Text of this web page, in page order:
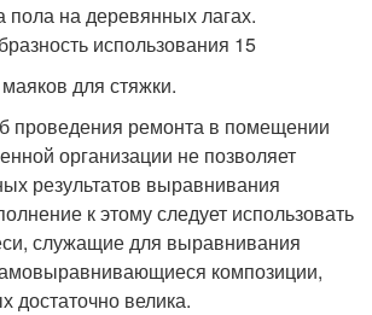
для стяжки.
проведения ремонта в помещении
организации не позволяет
результатов выравнивания
к этому следует использовать
служащие для выравнивания
композиции,
достаточно велика.